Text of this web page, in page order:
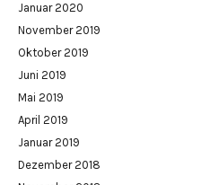
Januar 2020
November 2019
Oktober 2019
Juni 2019
Mai 2019
April 2019
Januar 2019
Dezember 2018